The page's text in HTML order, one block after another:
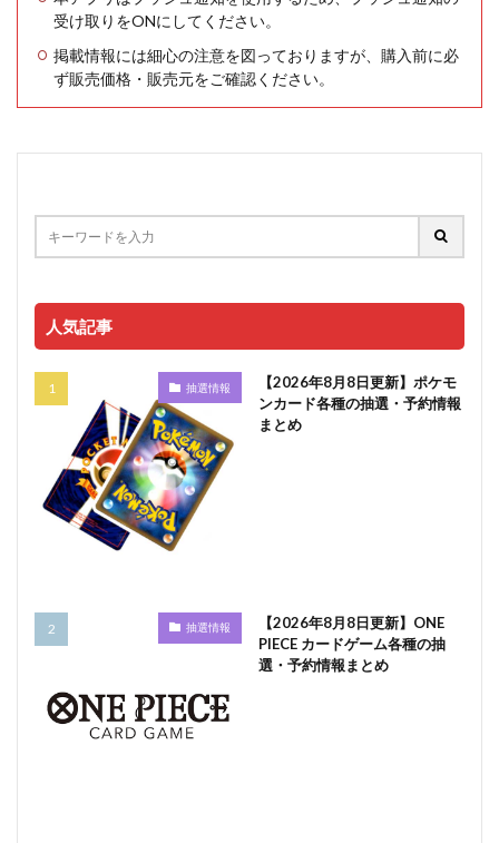
受け取りをONにしてください。
掲載情報には細心の注意を図っておりますが、購入前に必
ず販売価格・販売元をご確認ください。
人気記事
抽選情報
【2026年8月8日更新】ポケモ
ンカード各種の抽選・予約情報
まとめ
抽選情報
【2026年8月8日更新】ONE
PIECE カードゲーム各種の抽
選・予約情報まとめ